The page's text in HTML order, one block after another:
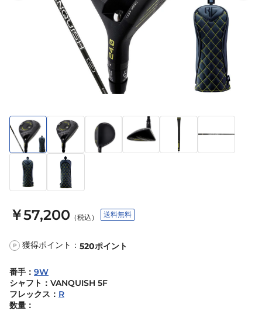
￥57,200 （税込） 送料無料
P 獲得ポイント： 520ポイント
番手 ： 9W
シャフト ： VANQUISH 5F
フレックス ： R
数量：